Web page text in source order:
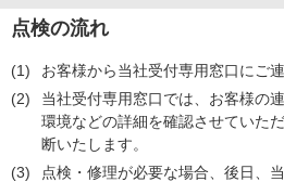
点検の流れ
(1)
お客様から当社受付専用窓口にご
(2)
当社受付専用窓口では、お客様の
環境などの詳細を確認させていた
断いたします。
(3)
点検・修理が必要な場合、後日、